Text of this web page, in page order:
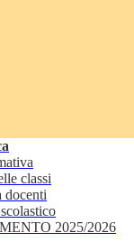
classi
docenti
2025/2026